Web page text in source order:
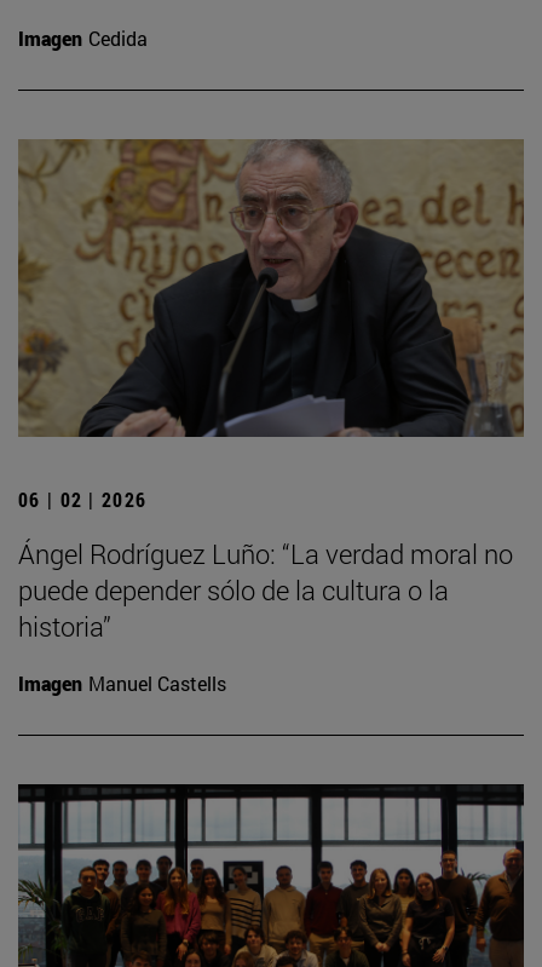
Imagen Cedida
06 | 02 | 2026
Ángel Rodríguez Luño: “La verdad moral no
puede depender sólo de la cultura o la
historia”
Imagen Manuel Castells